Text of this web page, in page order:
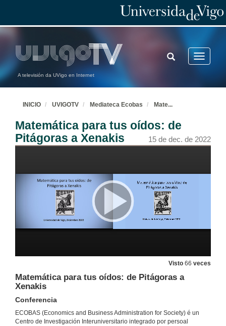
A televisión da UVigo en Internet
Toggle
TOGGLE
SEARCH
INICIO UVIGOTV Mediateca Ecobas Mate...
Matemática para tus oídos: de
Pitágoras a Xenakis
15 de dec. de 2022
Visto 66 veces
Matemática para tus oídos: de Pitágoras a
Xenakis
Conferencia
ECOBAS (Economics and Business Administration for Society) é un
Centro de Investigación Interuniversitario integrado por persoal